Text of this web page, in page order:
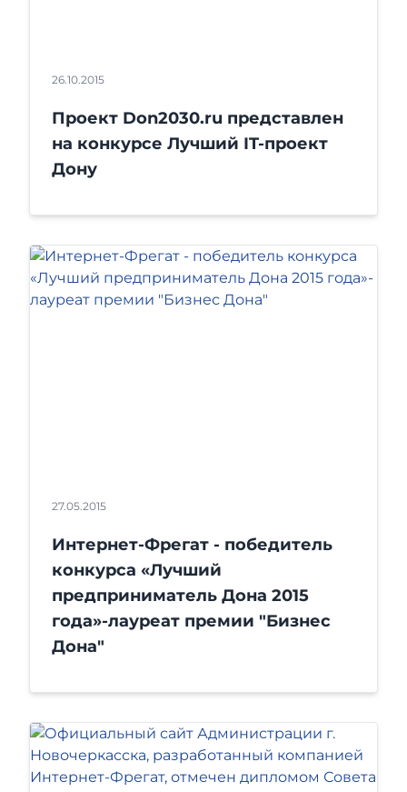
26.10.2015
Проект Don2030.ru представлен
на конкурсе Лучший IT-проект
Дону
27.05.2015
Интернет-Фрегат - победитель
конкурса «Лучший
предприниматель Дона 2015
года»-лауреат премии "Бизнес
Дона"